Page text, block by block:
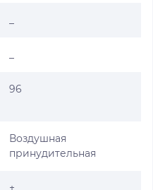
96
Воздушная
принудительная